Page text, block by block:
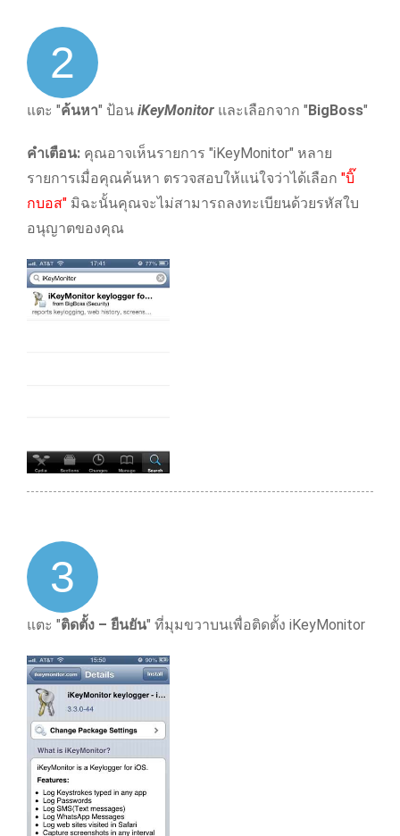
2
แตะ "ค้นหา" ป้อน iKeyMonitor และเลือกจาก "BigBoss"
คําเตือน: คุณอาจเห็นรายการ "iKeyMonitor" หลาย
รายการเมื่อคุณค้นหา ตรวจสอบให้แน่ใจว่าได้เลือก "บิ๊
กบอส" มิฉะนั้นคุณจะไม่สามารถลงทะเบียนด้วยรหัสใบ
อนุญาตของคุณ
3
แตะ "ติดตั้ง – ยืนยัน" ที่มุมขวาบนเพื่อติดตั้ง iKeyMonitor